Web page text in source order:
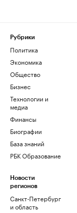
Рубрики
Политика
Экономика
Общество
Бизнес
Технологии и
медиа
Финансы
Биографии
База знаний
РБК Образование
Новости
регионов
Санкт-Петербург
и область